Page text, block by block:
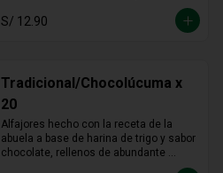
tradicional y manjar blanco de lúcuma
S/ 12.90
Tradicional/Chocolúcuma x
20
Alfajores hecho con la receta de la
abuela a base de harina de trigo y sabor
chocolate, rellenos de abundante